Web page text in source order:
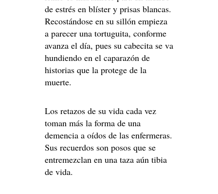
de estrés en blíster y prisas blancas.
Recostándose en su sillón empieza
a parecer una tortuguita, conforme
avanza el día, pues su cabecita se va
hundiendo en el caparazón de
historias que la protege de la
muerte.
Los retazos de su vida cada vez
toman más la forma de una
demencia a oídos de las enfermeras.
Sus recuerdos son posos que se
entremezclan en una taza aún tibia
de vida.